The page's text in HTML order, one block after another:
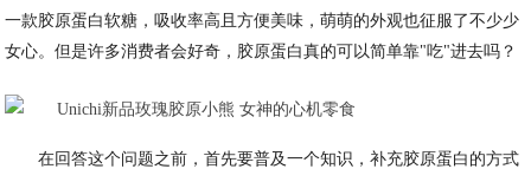
一款胶原蛋白软糖，吸收率高且方便美味，萌萌的外观也征服了不少少
女心。但是许多消费者会好奇，胶原蛋白真的可以简单靠"吃"进去吗？
在回答这个问题之前，首先要普及一个知识，补充胶原蛋白的方式